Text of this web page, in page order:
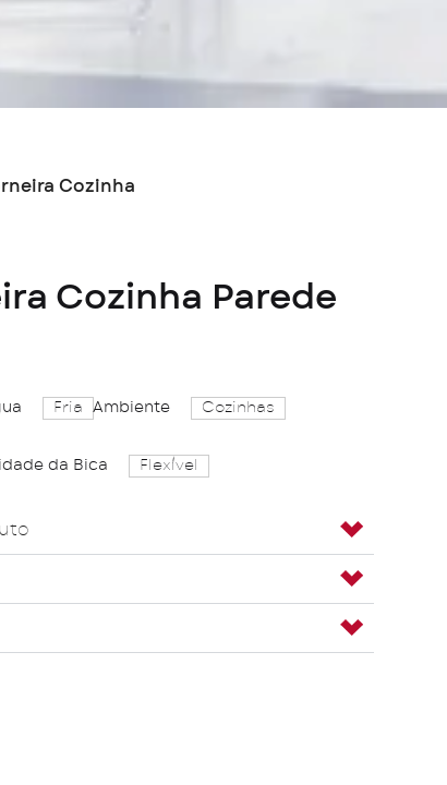
Cozinha
Cozinha Parede
Fria Ambiente Cozinhas
da Bica Flexível